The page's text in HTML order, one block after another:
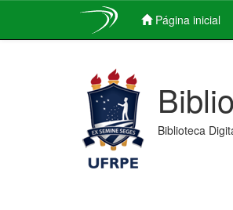
Página inicial
Biblioteca